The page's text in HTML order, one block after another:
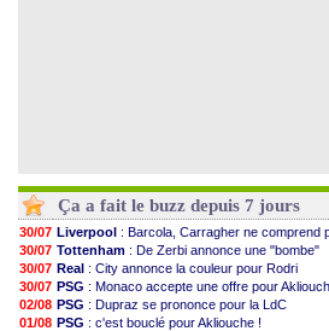
Ça a fait le buzz depuis 7 jours
30/07 Liverpool : Barcola, Carragher ne comprend
30/07 Tottenham : De Zerbi annonce une "bombe"
30/07 Real : City annonce la couleur pour Rodri
30/07 PSG : Monaco accepte une offre pour
02/08 PSG : Dupraz se prononce pour la LdC
01/08 PSG : c'est bouclé pour Akliouche !